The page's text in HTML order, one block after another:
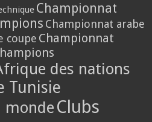
Championnat
Championnat arabe
coupe Championnat
des nations
Tunisie
monde Clubs